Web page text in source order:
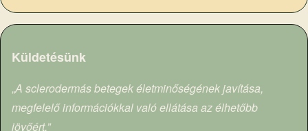
Küldetésünk
„A sclerodermás betegek életminőségének javítása,
megfelelő információkkal való ellátása az élhetőbb
jövőért.”